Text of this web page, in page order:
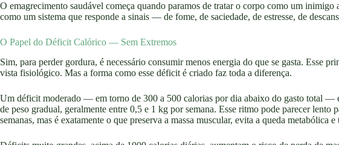
O emagrecimento saudável começa quando paramos de tratar o corpo como um inimigo
como um sistema que responde a sinais — de fome, de saciedade, de estresse, de
O Papel do Déficit Calórico — Sem Extremos
Sim, para perder gordura, é necessário consumir menos energia do que se gasta. Esse
vista fisiológico. Mas a forma como esse déficit é criado faz toda a diferença.
Um déficit moderado — em torno de 300 a 500 calorias por dia abaixo do gasto total —
de peso gradual, geralmente entre 0,5 e 1 kg por semana. Esse ritmo pode parecer lento
semanas, mas é exatamente o que preserva a massa muscular, evita a queda metabólica